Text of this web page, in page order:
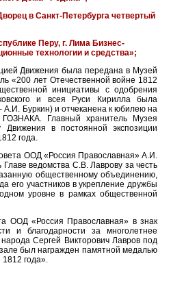
в Санкт-Петербурга четвертый
Перу, г. Лима Бизнес-
технологии и средства»;
Движения была передана в Музей
«200 лет Отечественной войне 1812
инициативы с одобрения
и всея Руси Кирилла была
Буркин) и отчеканена к юбилею на
Главный хранитель Музея
Движения в постоянной экспозиции
года.
ООД «Россия Православная» А.И.
Главе ведомства С.В. Лаврову за честь
общественному объединению,
его участников в укрепление дружбы
уровне в рамках общественной
ООД «Россия Православная» в знак
и благодарности за многолетнее
Сергей Викторович Лавров под
был награжден памятной медалью
года».